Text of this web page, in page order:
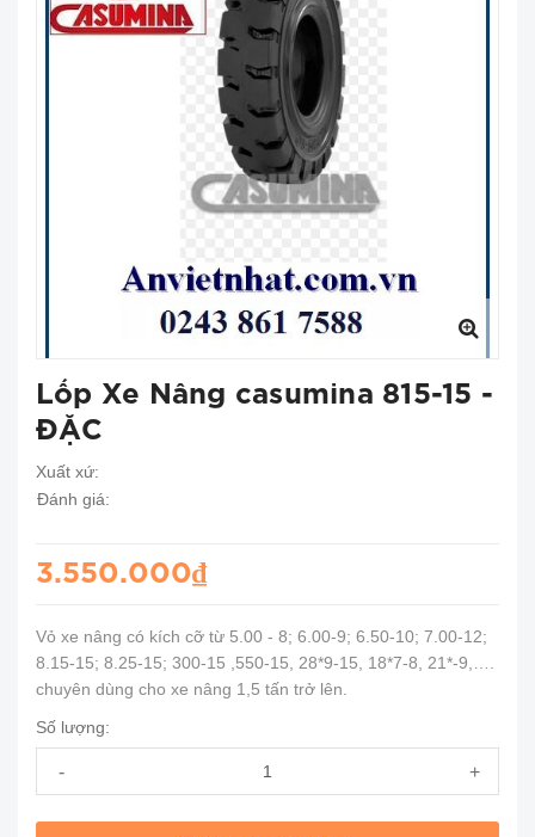
Lốp Xe Nâng casumina 815-15 -
ĐẶC
Xuất xứ:
Đánh giá:
3.550.000₫
Vỏ xe nâng có kích cỡ từ 5.00 - 8; 6.00-9; 6.50-10; 7.00-12;
8.15-15; 8.25-15; 300-15 ,550-15, 28*9-15, 18*7-8, 21*-9,….
chuyên dùng cho xe nâng 1,5 tấn trở lên.
Số lượng:
- +